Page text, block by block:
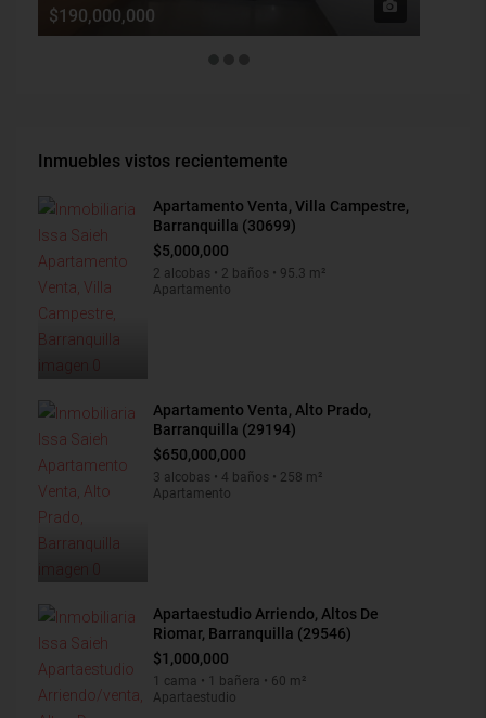
$190,000,000
Inmuebles vistos recientemente
Apartamento Venta, Villa Campestre,
Barranquilla (30699)
$5,000,000
2 alcobas • 2 baños • 95.3 m²
Apartamento
Apartamento Venta, Alto Prado,
Barranquilla (29194)
$650,000,000
3 alcobas • 4 baños • 258 m²
Apartamento
Apartaestudio Arriendo, Altos De
Riomar, Barranquilla (29546)
$1,000,000
1 cama • 1 bañera • 60 m²
Apartaestudio